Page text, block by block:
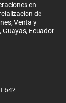
en
de
Venta y
Guayas, Ecuador
642